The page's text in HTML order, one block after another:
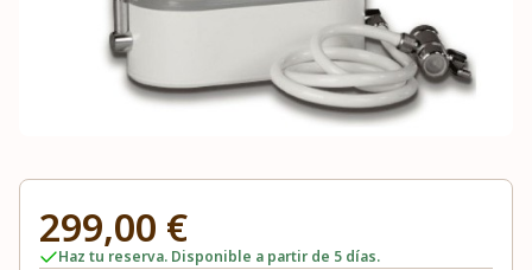
299,00 €
Haz tu reserva. Disponible a partir de 5 días.